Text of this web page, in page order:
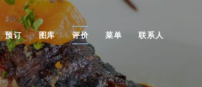
预订 图库 评价 菜单 联系人